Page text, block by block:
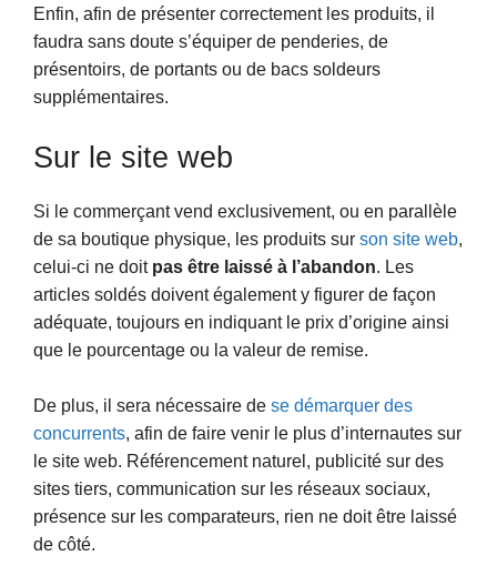
Enfin, afin de présenter correctement les produits, il
faudra sans doute s’équiper de penderies, de
présentoirs, de portants ou de bacs soldeurs
supplémentaires.
Sur le site web
Si le commerçant vend exclusivement, ou en parallèle
de sa boutique physique, les produits sur son site web,
celui-ci ne doit pas être laissé à l’abandon. Les
articles soldés doivent également y figurer de façon
adéquate, toujours en indiquant le prix d’origine ainsi
que le pourcentage ou la valeur de remise.
De plus, il sera nécessaire de se démarquer des
concurrents, afin de faire venir le plus d’internautes sur
le site web. Référencement naturel, publicité sur des
sites tiers, communication sur les réseaux sociaux,
présence sur les comparateurs, rien ne doit être laissé
de côté.